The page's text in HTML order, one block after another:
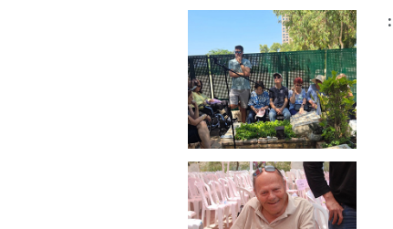
20 שנה לנפילתו של סגן יפתח שרייר ז"ל, מ"מ בגדוד 101: